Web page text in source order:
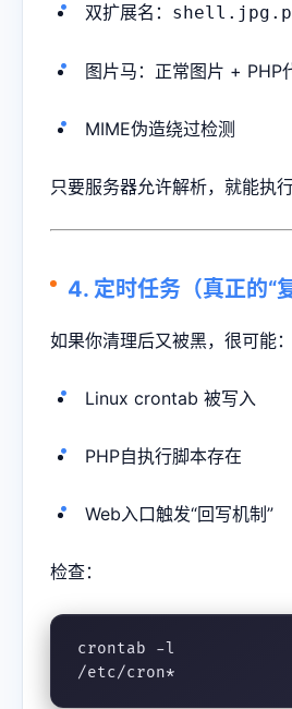
双扩展名：
图片马：正常图片 + PHP
MIME伪造绕过检测
只要服务器允许解析，就能执行
4. 定时任务（真正的“
如果你清理后又被黑，很可能：
Linux crontab 被写入
PHP自执行脚本存在
Web入口触发“回写机制”
检查：
crontab -l
/etc/cron*